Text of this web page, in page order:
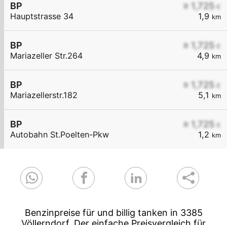
≥ 1,725 €
1,9 km
BP
Hauptstrasse 34
≥ 1,725 €
4,9 km
BP
Mariazeller Str.264
≥ 1,725 €
5,1 km
BP
Mariazellerstr.182
≥ 1,725 €
1,2 km
BP
Autobahn St.Poelten-Pkw
Benzinpreise für und billig tanken in 3385